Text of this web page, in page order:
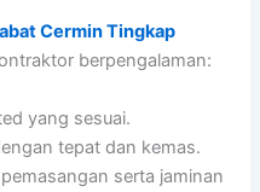
Cermin Tingkap
berpengalaman:
yang sesuai.
tepat dan kemas.
serta jaminan